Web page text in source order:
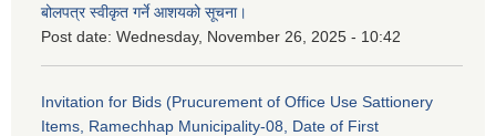
बोलपत्र स्वीकृत गर्ने आशयको सूचना।
Post date: Wednesday, November 26, 2025 - 10:42
Invitation for Bids (Prucurement of Office Use Sattionery
Items, Ramechhap Municipality-08, Date of First